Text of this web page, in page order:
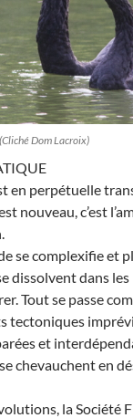
Dom Lacroix)
en perpétuelle
nouveau, c’est
se complexifie et
dissolvent dans
Tout se passe
tectoniques
et
chevauchent en
la Société